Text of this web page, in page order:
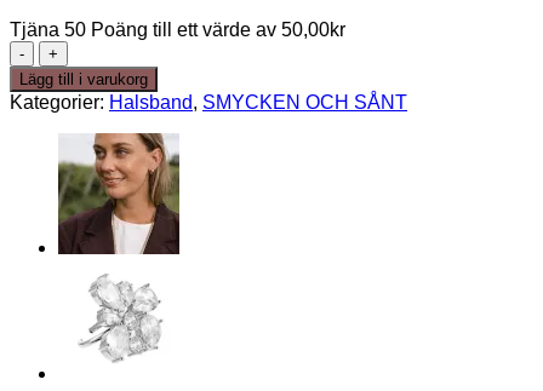
Tjäna 50 Poäng till ett värde av 50,00kr
Miami
necklace
steel
mängd
Lägg till i varukorg
Kategorier: Halsband, SMYCKEN OCH SÅNT